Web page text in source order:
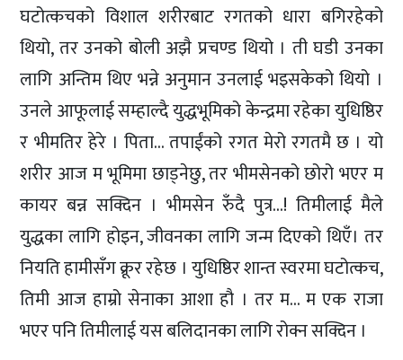
घटोत्कचको विशाल शरीरबाट रगतको धारा बगिरहेको
थियो, तर उनको बोली अझै प्रचण्ड थियो । ती घडी उनका
लागि अन्तिम थिए भन्ने अनुमान उनलाई भइसकेको थियो ।
उनले आफूलाई सम्हाल्दै युद्धभूमिको केन्द्रमा रहेका युधिष्ठिर
र भीमतिर हेरे । पिता… तपाईंको रगत मेरो रगतमै छ । यो
शरीर आज म भूमिमा छाड्नेछु, तर भीमसेनको छोरो भएर म
कायर बन्न सक्दिन । भीमसेन रुँदै पुत्र…! तिमीलाई मैले
युद्धका लागि होइन, जीवनका लागि जन्म दिएको थिएँ। तर
नियति हामीसँग क्रूर रहेछ । युधिष्ठिर शान्त स्वरमा घटोत्कच,
तिमी आज हाम्रो सेनाका आशा हौ । तर म… म एक राजा
भएर पनि तिमीलाई यस बलिदानका लागि रोक्न सक्दिन ।